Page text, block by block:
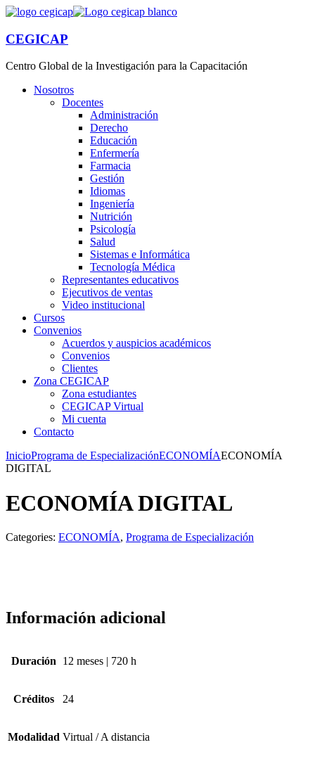
CEGICAP
Centro Global de la Investigación para la Capacitación
Nosotros
Docentes
Administración
Derecho
Educación
Enfermería
Farmacia
Gestión
Idiomas
Ingeniería
Nutrición
Psicología
Salud
Sistemas e Informática
Tecnología Médica
Representantes educativos
Ejecutivos de ventas
Video institucional
Cursos
Convenios
Acuerdos y auspicios académicos
Convenios
Clientes
Zona CEGICAP
Zona estudiantes
CEGICAP Virtual
Mi cuenta
Contacto
InicioPrograma de EspecializaciónECONOMÍAECONOMÍA
DIGITAL
ECONOMÍA DIGITAL
Categories: ECONOMÍA, Programa de Especialización
Información adicional
Duración 12 meses | 720 h
Créditos 24
Modalidad Virtual / A distancia